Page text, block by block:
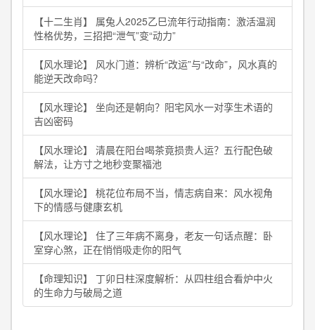
【十二生肖】 属兔人2025乙巳流年行动指南：激活温润
性格优势，三招把“泄气”变“动力”
【风水理论】 风水门道：辨析“改运”与“改命”，风水真的
能逆天改命吗？
【风水理论】 坐向还是朝向？阳宅风水一对孪生术语的
吉凶密码
【风水理论】 清晨在阳台喝茶竟损贵人运？五行配色破
解法，让方寸之地秒变聚福池
【风水理论】 桃花位布局不当，情志病自来：风水视角
下的情感与健康玄机
【风水理论】 住了三年病不离身，老友一句话点醒：卧
室穿心煞，正在悄悄吸走你的阳气
【命理知识】 丁卯日柱深度解析：从四柱组合看炉中火
的生命力与破局之道